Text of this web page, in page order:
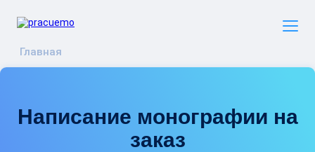
Главная
Написание монографии на
заказ